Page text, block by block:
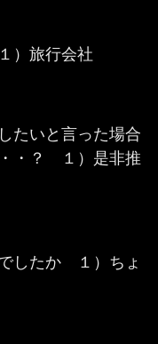
）旅行会社
たいと言った場合
・？ １）是非推
したか １）ちょ